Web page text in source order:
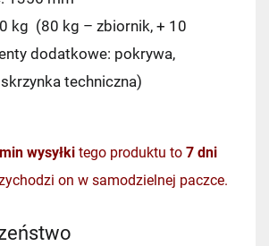
kg (80 kg – zbiornik, + 10
dodatkowe: pokrywa,
techniczna)
wysyłki tego produktu to7 dni
on w samodzielnej paczce.